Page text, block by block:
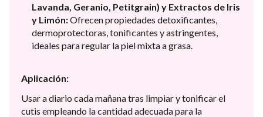
Lavanda, Geranio, Petitgrain) y Extractos de Iris
y Limón:Ofrecen propiedades detoxificantes,
dermoprotectoras, tonificantes y astringentes,
ideales para regular la piel mixta a grasa.
Aplicación:
Usar a diario cada mañana tras limpiar y tonificar el
cutis empleando la cantidad adecuada para la